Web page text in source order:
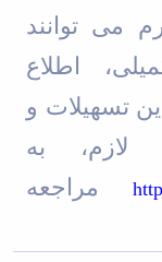
می توانند
اطلاع
تسهیلات و
به
مراجعه